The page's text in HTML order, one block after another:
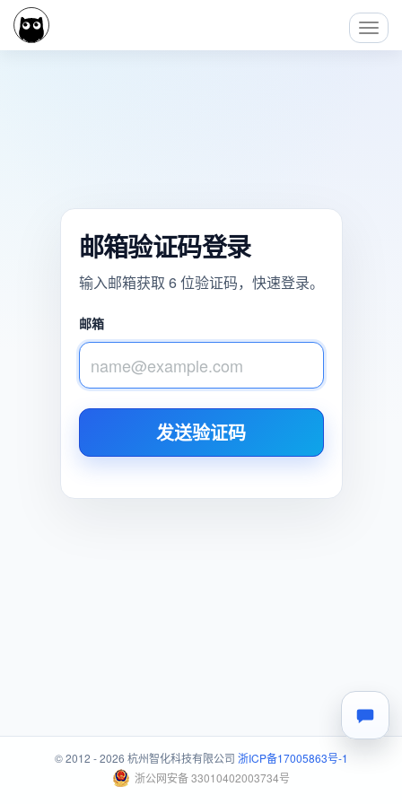
邮箱验证码登录
输入邮箱获取 6 位验证码，快速登录。
邮箱
发送验证码
© 2012 - 2026 杭州智化科技有限公司 浙ICP备17005863号-1
浙公网安备 33010402003734号